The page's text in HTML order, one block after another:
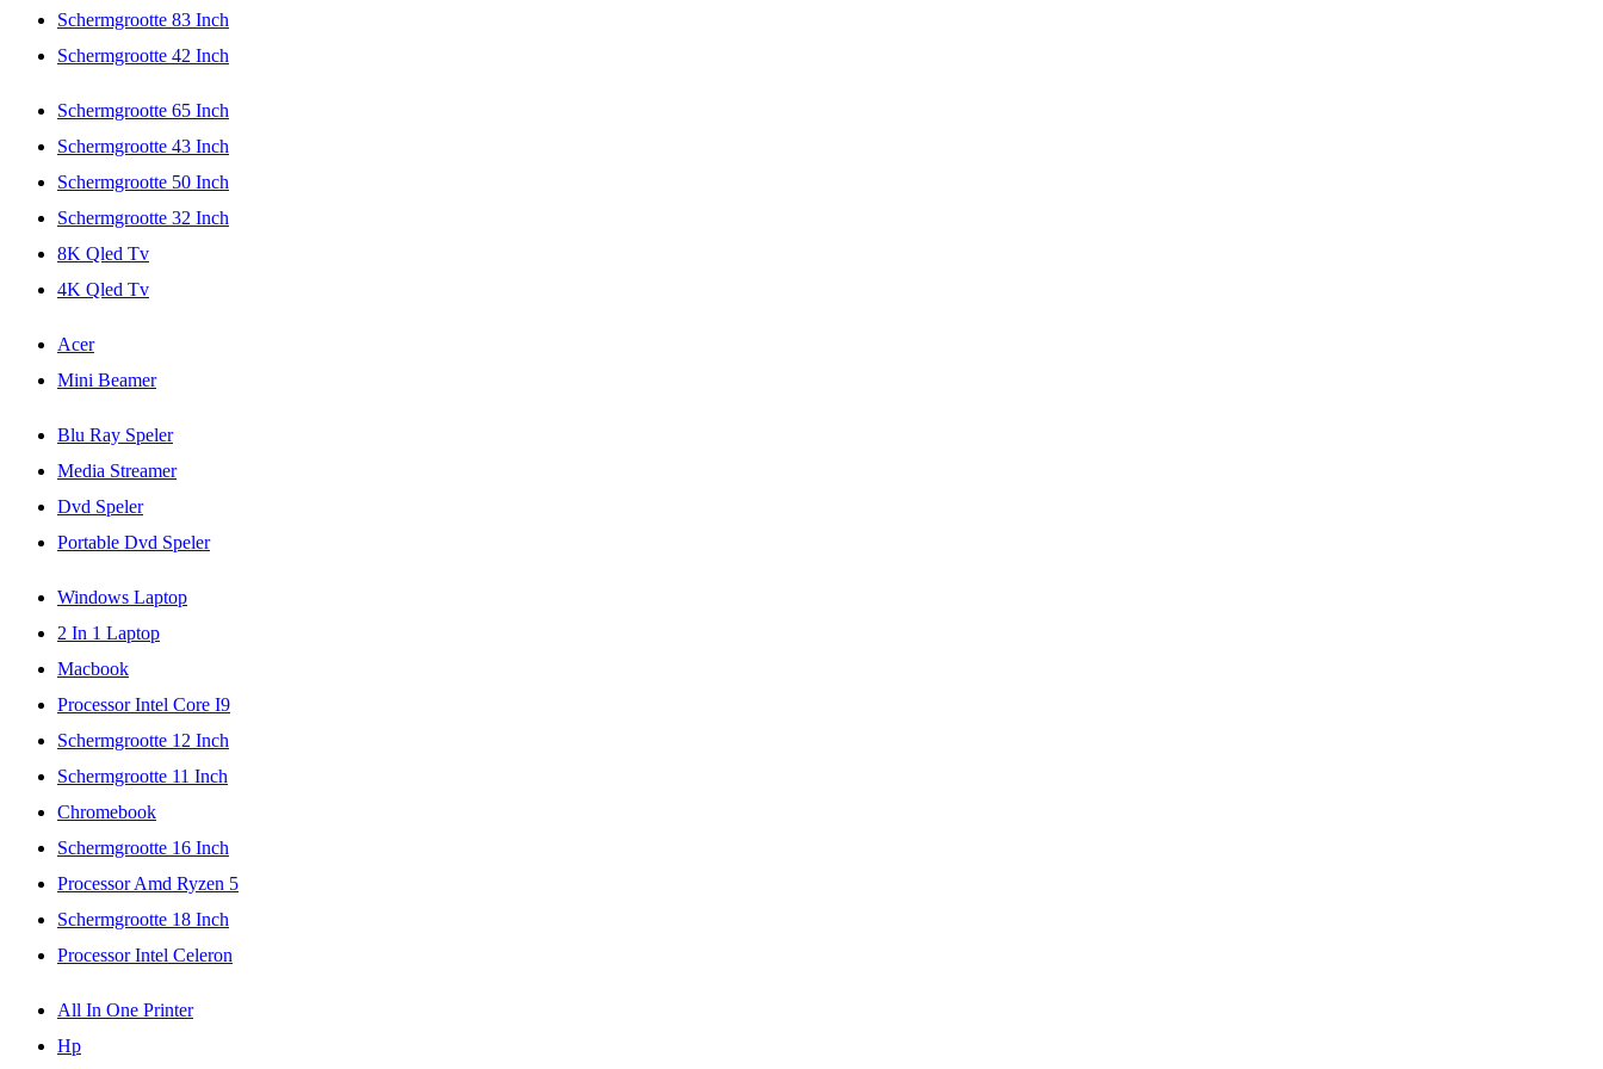
Schermgrootte 83 Inch
Schermgrootte 42 Inch
Schermgrootte 65 Inch
Schermgrootte 43 Inch
Schermgrootte 50 Inch
Schermgrootte 32 Inch
8K Qled Tv
4K Qled Tv
Acer
Mini Beamer
Blu Ray Speler
Media Streamer
Dvd Speler
Portable Dvd Speler
Windows Laptop
2 In 1 Laptop
Macbook
Processor Intel Core I9
Schermgrootte 12 Inch
Schermgrootte 11 Inch
Chromebook
Schermgrootte 16 Inch
Processor Amd Ryzen 5
Schermgrootte 18 Inch
Processor Intel Celeron
All In One Printer
Hp